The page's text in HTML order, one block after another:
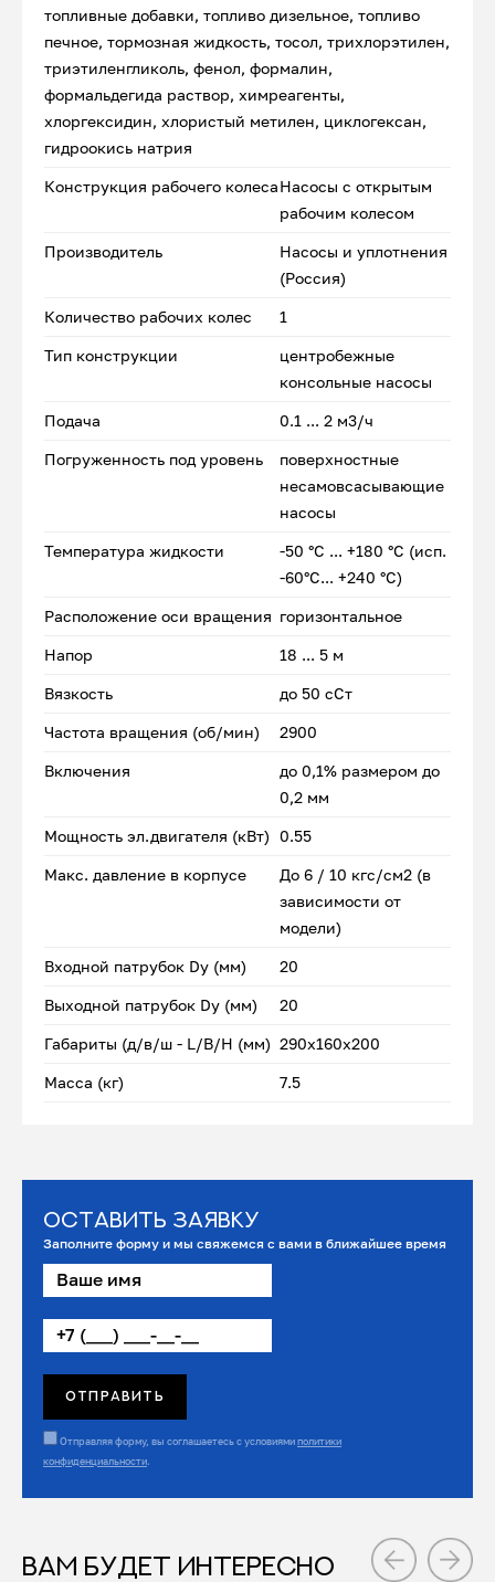
топливные добавки, топливо дизельное, топливо
печное, тормозная жидкость, тосол, трихлорэтилен,
триэтиленгликоль, фенол, формалин,
формальдегида раствор, химреагенты,
хлоргексидин, хлористый метилен, циклогексан,
гидроокись натрия
Конструкция рабочего колесаНасосы с открытым
рабочим колесом
Производитель
Насосы и уплотнения
(Россия)
Количество рабочих колес 1
Тип конструкции
центробежные
консольные насосы
Подача 0.1 ... 2 м3/ч
Погруженность под уровень
поверхностные
несамовсасывающие
насосы
Температура жидкости
-50 °С ... +180 °С (исп.
-60°С... +240 °С)
Расположение оси вращения горизонтальное
Напор 18 ... 5 м
Вязкость до 50 сСт
Частота вращения (об/мин) 2900
Включения
до 0,1% размером до
0,2 мм
Мощность эл.двигателя (кВт) 0.55
Макс. давление в корпусе
До 6 / 10 кгс/см2 (в
зависимости от
модели)
Входной патрубок Dу (мм) 20
Выходной патрубок Dу (мм) 20
Габариты (д/в/ш - L/B/H (мм) 290x160x200
Масса (кг) 7.5
Оставить заявку
Заполните форму и мы свяжемся с вами в ближайшее время
Отправляя форму, вы соглашаетесь с условиямиполитики
конфиденциальности.
ВАМ БУДЕТ ИНТЕРЕСНО